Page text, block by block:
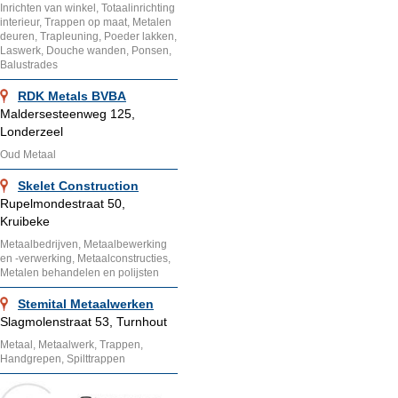
Inrichten van winkel, Totaalinrichting
interieur, Trappen op maat, Metalen
deuren, Trapleuning, Poeder lakken,
Laswerk, Douche wanden, Ponsen,
Balustrades
RDK Metals BVBA
Maldersesteenweg 125,
Londerzeel
Oud Metaal
Skelet Construction
Rupelmondestraat 50,
Kruibeke
Metaalbedrijven, Metaalbewerking
en -verwerking, Metaalconstructies,
Metalen behandelen en polijsten
Stemital Metaalwerken
Slagmolenstraat 53, Turnhout
Metaal, Metaalwerk, Trappen,
Handgrepen, Spilttrappen